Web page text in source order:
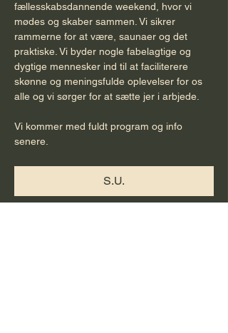
fællesskabsdannende weekend, hvor vi
mødes og skaber sammen. Vi sikrer
rammerne for at være, saunaer og det
praktiske. Vi byder nogle fabelagtige og
dygtige mennesker ind til at faciliterere
skønne og meningsfulde oplevelser for os
alle og vi sørger for at sætte jer i arbjede.
Vi kommer med fuldt program og info
senere.
S.U.